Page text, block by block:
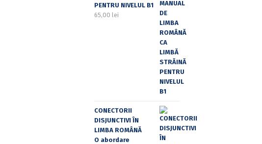
PENTRU NIVELUL B1
65,00 lei
CONECTORII
DISJUNCTIVI ÎN
LIMBA ROMÂNĂ
O abordare